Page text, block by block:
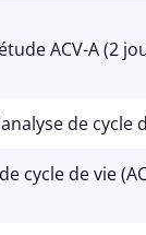
ACV-A (2
de cycle
cycle de vie